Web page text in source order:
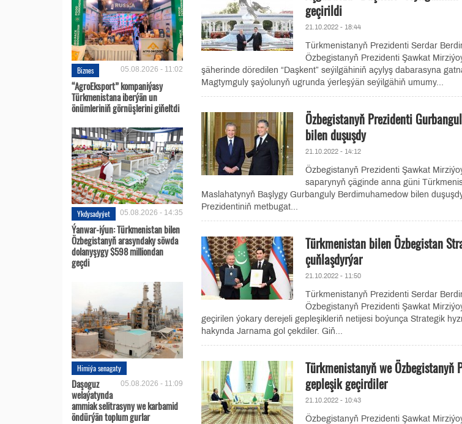
Biznes 05.08.2026 - 11:02
“AgroEksport” kompaniýasy
Türkmenistana iberýän un
önümleriniň görnüşlerini giňeltdi
Ykdysadyýet 05.08.2026 - 14:35
Ýanwar-iýun: Türkmenistan bilen
Özbegistanyň arasyndaky söwda
dolanyşygy $598 milliondan
geçdi
Himiýa senagaty
05.08.2026 - 11:09
Daşoguz
welaýatynda
ammiak selitrasyny we karbamid
öndürýän toplum gurlar
geçirildi
21.10.2022 - 18:44
Türkmenistanyň Prezidenti Serdar
Özbegistanyň Prezidenti Şawkat
şäherinde döredilen “Daşkent” seýilgähiniň açylyş dabarasyna
Magtymguly şaýolunyň ugrunda ýerleşýän seýilgähiň umumy...
Özbegistanyň Prezidenti
bilen duşuşdy
21.10.2022 - 14:12
Özbegistanyň Prezidenti Şawkat
saparynyň çäginde anna güni
Maslahatynyň Başlygy Gurbanguly Berdimuhamedow bilen
Prezidentiniň metbugat...
Türkmenistan bilen Özbegistan
çuňlaşdyrýar
21.10.2022 - 11:50
Türkmenistanyň Prezidenti Serdar
Özbegistanyň Prezidenti Şawkat
geçirilen ýokary derejeli gepleşikleriň netijesi boýunça Strategik
hakynda Jarnama gol çekdiler. Giň...
Türkmenistanyň we
gepleşik geçirdiler
21.10.2022 - 10:43
Özbegistanyň Prezidenti Şawkat